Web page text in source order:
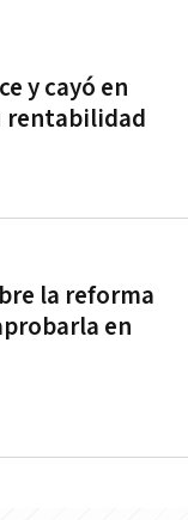
y cayó en
rentabilidad
la reforma
en